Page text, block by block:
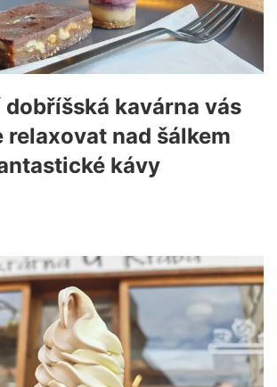
kavárna vás
relaxovat nad šálkem
kávy